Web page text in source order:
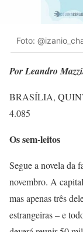
Foto:
Por Leandro
BRASÍLIA,
4.085
Os sem-leitos
Segue a novela da
novembro. A
mas apenas três
estrangeiras – e